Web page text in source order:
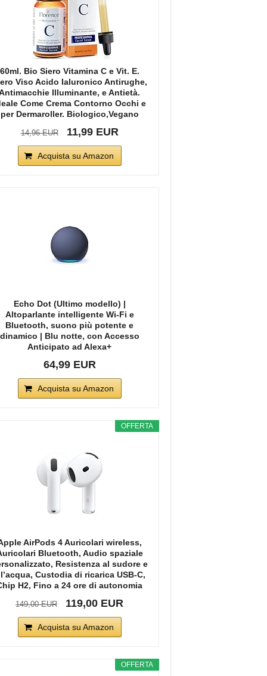
60ml. Bio Siero Vitamina C e Vit. E.
Viso Acido Ialuronico Antirughe,
Illuminante, e Antietà.
Come Crema Contorno Occhi e
per Dermaroller. Biologico,Vegano
14,96 EUR 11,99 EUR
Acquista su Amazon
Echo Dot (Ultimo modello) |
Altoparlante intelligente Wi-Fi e
Bluetooth, suono più potente e
dinamico | Blu notte, con Accesso
Anticipato ad Alexa+
64,99 EUR
Acquista su Amazon
OFFERTA
AirPods 4 Auricolari wireless,
Bluetooth, Audio spaziale
Resistenza al sudore e
Custodia di ricarica USB-C,
H2, Fino a 24 ore di autonomia
149,00 EUR 119,00 EUR
Acquista su Amazon
OFFERTA